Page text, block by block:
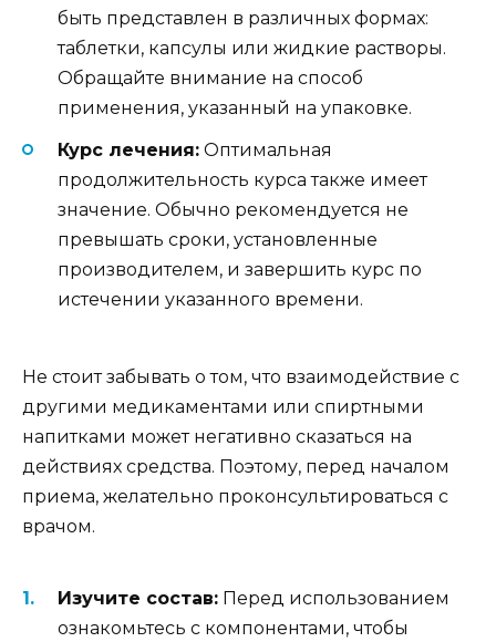
быть представлен в различных формах:
таблетки, капсулы или жидкие растворы.
Обращайте внимание на способ
применения, указанный на упаковке.
Курс лечения: Оптимальная
продолжительность курса также имеет
значение. Обычно рекомендуется не
превышать сроки, установленные
производителем, и завершить курс по
истечении указанного времени.
Не стоит забывать о том, что взаимодействие с
другими медикаментами или спиртными
напитками может негативно сказаться на
действиях средства. Поэтому, перед началом
приема, желательно проконсультироваться с
врачом.
Изучите состав: Перед использованием
ознакомьтесь с компонентами, чтобы